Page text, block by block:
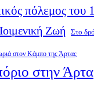
πόλεμος του
Ζωή Στο
στον Κάμπο της Άρτας
στην Άρτα